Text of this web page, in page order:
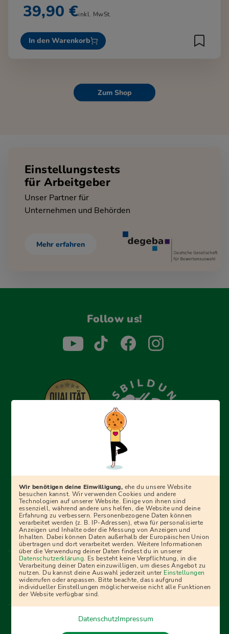
39,90 €inkl. MwSt.
In den Warenkorb
Zum Shop
Einstellungstests
für Arbeitgeber
Unser Partner für
Unternehmen und Behörden
Mehr erfahren
Follow us!
Erfolgreich bewerben mit Ausbildungspark: Wir
begleiten dich Schritt für Schritt bei deinem Start in den
Ratgebern und Prüfungspaketen, interaktiven
Videokursen und vielem mehr. Für alle, die was werden
wollen!
Menü Fußleiste
Impressum Bildquellen Presse
Mediadaten
Partner
AGB Datenschutz
Widerrufsbelehrung
Bestellung
Affiliate Partner Cookies
Wir benötigen deine Einwilligung, ehe du unsere Website
besuchen kannst. Wir verwenden Cookies und andere
Technologien auf unserer Website. Einige von ihnen sind
essenziell, während andere uns helfen, die Website und deine
Erfahrung zu verbessern. Personenbezogene Daten können
verarbeitet werden (z. B. IP-Adressen), etwa für personalisierte
Anzeigen und Inhalte oder die Messung von Anzeigen und
Inhalten. Dabei können Daten außerhalb der Europäischen Union
übertragen und dort verarbeitet werden. Weitere Informationen
über die Verwendung deiner Daten findest du in unserer
Datenschutzerklärung. Es besteht keine Verpflichtung, in die
Verarbeitung deiner Daten einzuwilligen, um dieses Angebot zu
nutzen. Du kannst deine Auswahl jederzeit unter Einstellungen
widerrufen oder anpassen. Bitte beachte, dass aufgrund
individueller Einstellungen möglicherweise nicht alle Funktionen
der Website verfügbar sind.
DatenschutzImpressum